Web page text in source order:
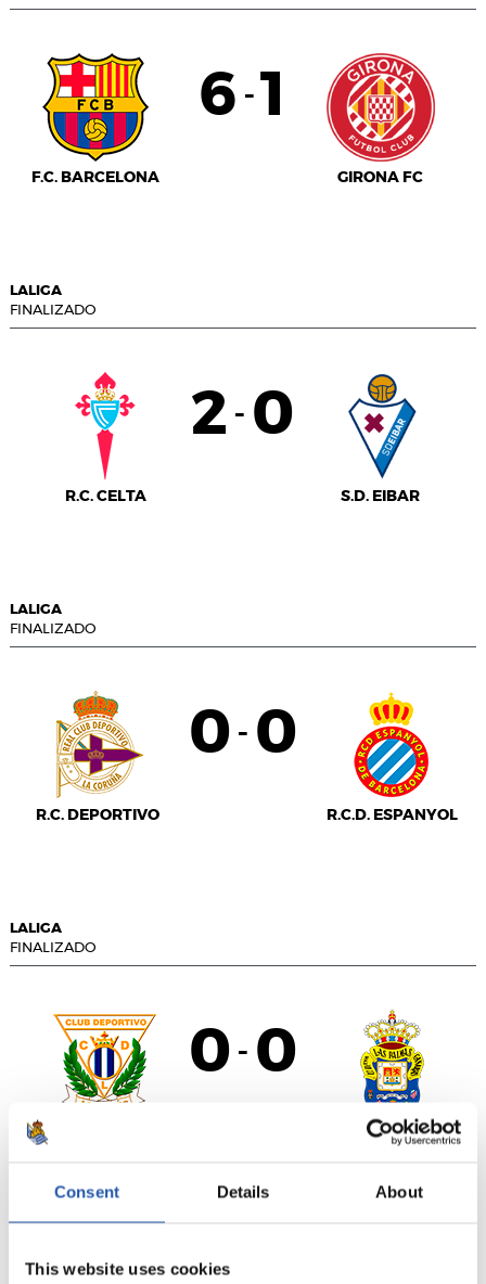
Consent Details About
This website uses cookies
F.C. BARCELONA
6 - 1
GIRONA FC
LALIGA
FINALIZADO
R.C. CELTA
2 - 0
S.D. EIBAR
LALIGA
FINALIZADO
R.C. DEPORTIVO
0 - 0
R.C.D. ESPANYOL
LALIGA
FINALIZADO
0 - 0
U.D. LAS PALMAS
FINALIZADO